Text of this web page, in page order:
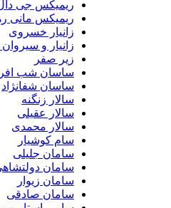
ریمیکس جی دال
ریمیکس مانی رهنما
زانیار خسروی
زانیار و سیروان خسروی
زیر صفر
ساسان شب افروز
ساسان شفانژاد
سالار زنگنه
سالار عقیلی
سالار محمدی
سام کوشیار
سامان جلیلی
سامان دولتشاهی
سامان زیوار
سامان صادقی